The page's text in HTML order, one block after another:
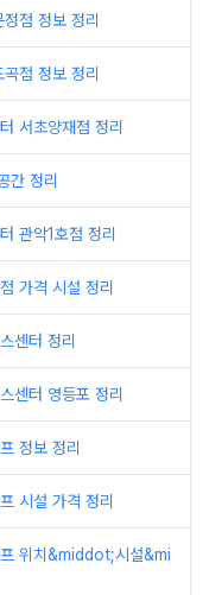
점 정보 정리
점 정보 정리
서초양재점 정리
간 정리
관악1호점 정리
가격 시설 정리
센터 정리
센터 영등포 정리
정보 정리
시설 가격 정리
프 위치&middot;시설&mi